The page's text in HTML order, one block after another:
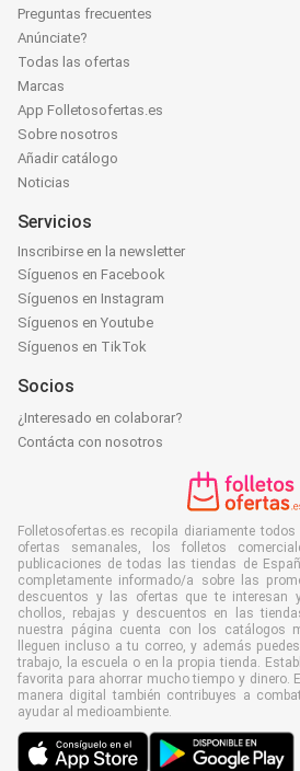
Preguntas frecuentes
Anúnciate?
Todas las ofertas
Marcas
App Folletosofertas.es
Sobre nosotros
Añadir catálogo
Noticias
Servicios
Inscribirse en la newsletter
Síguenos en Facebook
Síguenos en Instagram
Síguenos en Youtube
Síguenos en TikTok
Socios
¿Interesado en colaborar?
Contácta con nosotros
Folletosofertas.es recopila diariamente
ofertas semanales, los folletos
publicaciones de todas las tiendas de
completamente informado/a sobre las
descuentos y las ofertas que te interesan
chollos, rebajas y descuentos en las
nuestra página cuenta con los catálogos
lleguen incluso a tu correo, y además
trabajo, la escuela o en la propia tienda.
favorita para ahorrar mucho tiempo y dinero.
manera digital también contribuyes a
ayudar al medioambiente.